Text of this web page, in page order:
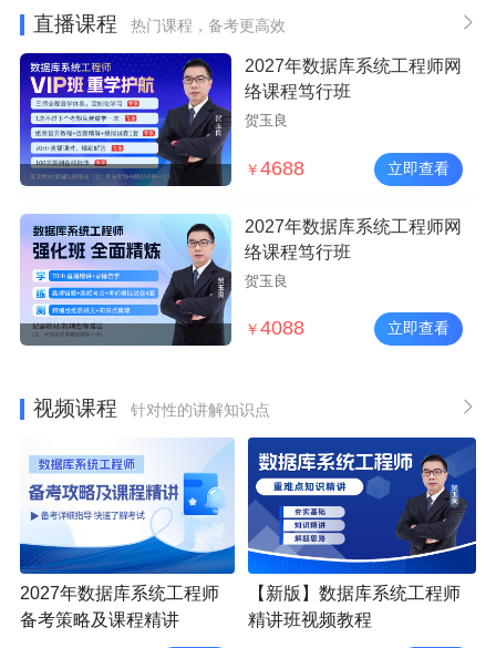
直播课程 热门课程，备考更高效
2027年数据库系统工程师网
络课程笃行班
贺玉良
￥4688 立即查看
2027年数据库系统工程师网
络课程笃行班
贺玉良
￥4088 立即查看
视频课程 针对性的讲解知识点
2027年数据库系统工程师
备考策略及课程精讲
【新版】数据库系统工程师
精讲班视频教程